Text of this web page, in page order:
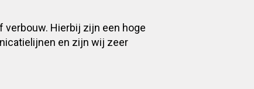
verbouw. Hierbij zijn een hoge
en zijn wij zeer